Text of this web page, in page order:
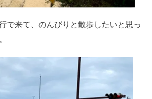
で来て、のんびりと散歩したいと思っ